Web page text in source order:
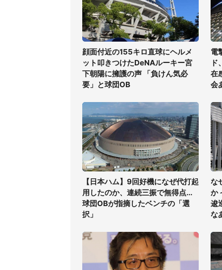
顔面付近の155キロ直球にヘルメ
ット叩きつけたDeNAルーキー宮
下朝陽に擁護の声 「負けん気必
要」と球団OB
電
ド
在
会
【日本ハム】9回好機になぜ代打起
用したのか、連続三振で無得点...
球団OBが指摘したベンチの「選
択」
な
か
逡
な